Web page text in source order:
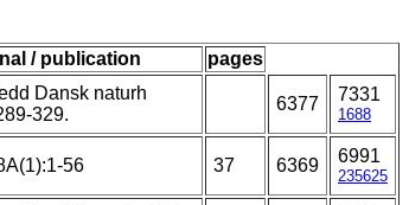
/ publication
pages
Dansk naturh
329.
6377 7331
1688
56 37 6369 6991
235625